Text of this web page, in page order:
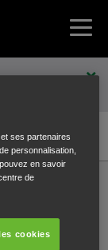
Configurateur
offres
Brochure
ses partenaires
personnalisation,
en savoir
de
cookies